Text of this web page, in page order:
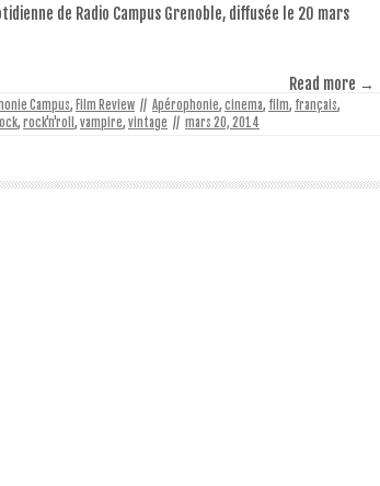
de Radio Campus Grenoble, diffusée le 20 mars
Read more →
Campus, Film Review // Apérophonie, cinema, film, français,
, rock'n'roll , vampire, vintage // mars 20, 2014